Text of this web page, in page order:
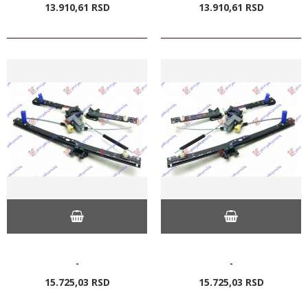
13.910,61 RSD 13.910,61 RSD
-
15.725,03 RSD
-
15.725,03 RSD